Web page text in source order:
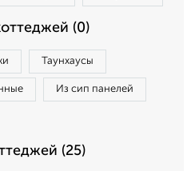
(0)
Таунхаусы
Из сип панелей
(25)